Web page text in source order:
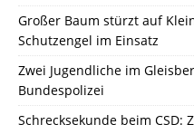
Großer Baum stürzt auf
Schutzengel im Einsatz
Zwei Jugendliche im
Bundespolizei
Schrecksekunde beim CSD: